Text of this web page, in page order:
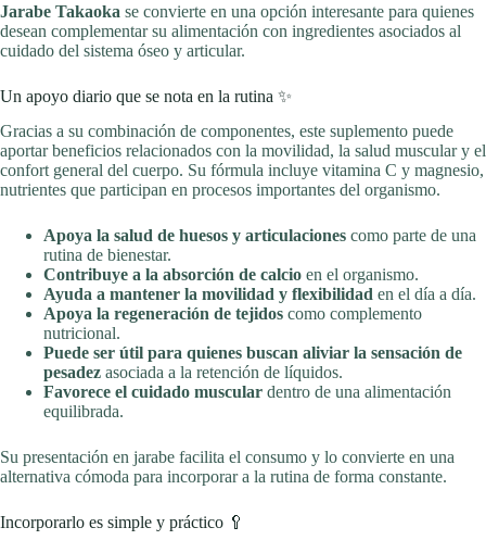
Jarabe Takaoka se convierte en una opción interesante para quienes
desean complementar su alimentación con ingredientes asociados al
cuidado del sistema óseo y articular.
Un apoyo diario que se nota en la rutina ✨
Gracias a su combinación de componentes, este suplemento puede
aportar beneficios relacionados con la movilidad, la salud muscular y el
confort general del cuerpo. Su fórmula incluye vitamina C y magnesio,
nutrientes que participan en procesos importantes del organismo.
Apoya la salud de huesos y articulaciones como parte de una
rutina de bienestar.
Contribuye a la absorción de calcio en el organismo.
Ayuda a mantener la movilidad y flexibilidad en el día a día.
Apoya la regeneración de tejidos como complemento
nutricional.
Puede ser útil para quienes buscan aliviar la sensación de
pesadez asociada a la retención de líquidos.
Favorece el cuidado muscular dentro de una alimentación
equilibrada.
Su presentación en jarabe facilita el consumo y lo convierte en una
alternativa cómoda para incorporar a la rutina de forma constante.
Incorporarlo es simple y práctico 🥄